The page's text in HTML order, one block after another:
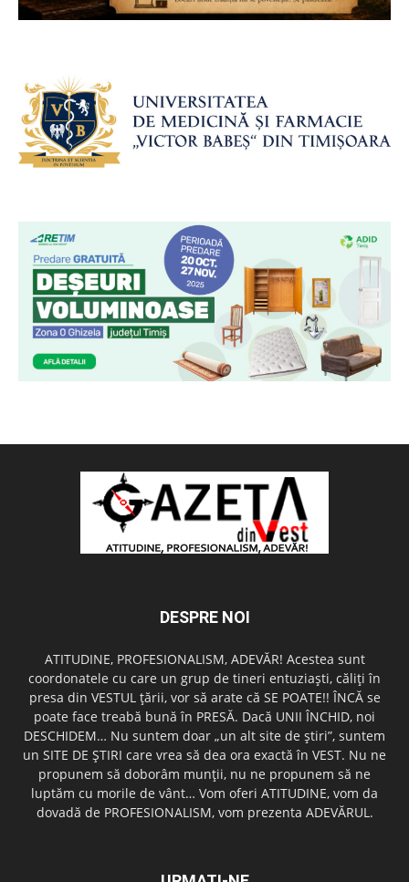
DESPRE NOI
ATITUDINE, PROFESIONALISM, ADEVĂR! Acestea sunt
coordonatele cu care un grup de tineri entuziaşti, căliţi în
presa din VESTUL ţării, vor să arate că SE POATE!! ÎNCĂ se
poate face treabă bună în PRESĂ. Dacă UNII ÎNCHID, noi
DESCHIDEM… Nu suntem doar „un alt site de ştiri”, suntem
un SITE DE ŞTIRI care vrea să dea ora exactă în VEST. Nu ne
propunem să doborâm munţii, nu ne propunem să ne
luptăm cu morile de vânt… Vom oferi ATITUDINE, vom da
dovadă de PROFESIONALISM, vom prezenta ADEVĂRUL.